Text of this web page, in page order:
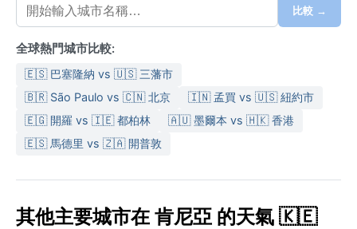
比較 →
全球熱門城市比較:
🇪🇸 巴塞隆納 vs 🇺🇸 三藩市
🇧🇷 São Paulo vs 🇨🇳 北京
🇮🇳 孟買 vs 🇺🇸 紐約市
🇪🇬 開羅 vs 🇮🇪 都柏林
🇦🇺 墨爾本 vs 🇭🇰 香港
🇪🇸 馬德里 vs 🇿🇦 開普敦
其他主要城市在 肯尼亞 的天氣 🇰🇪